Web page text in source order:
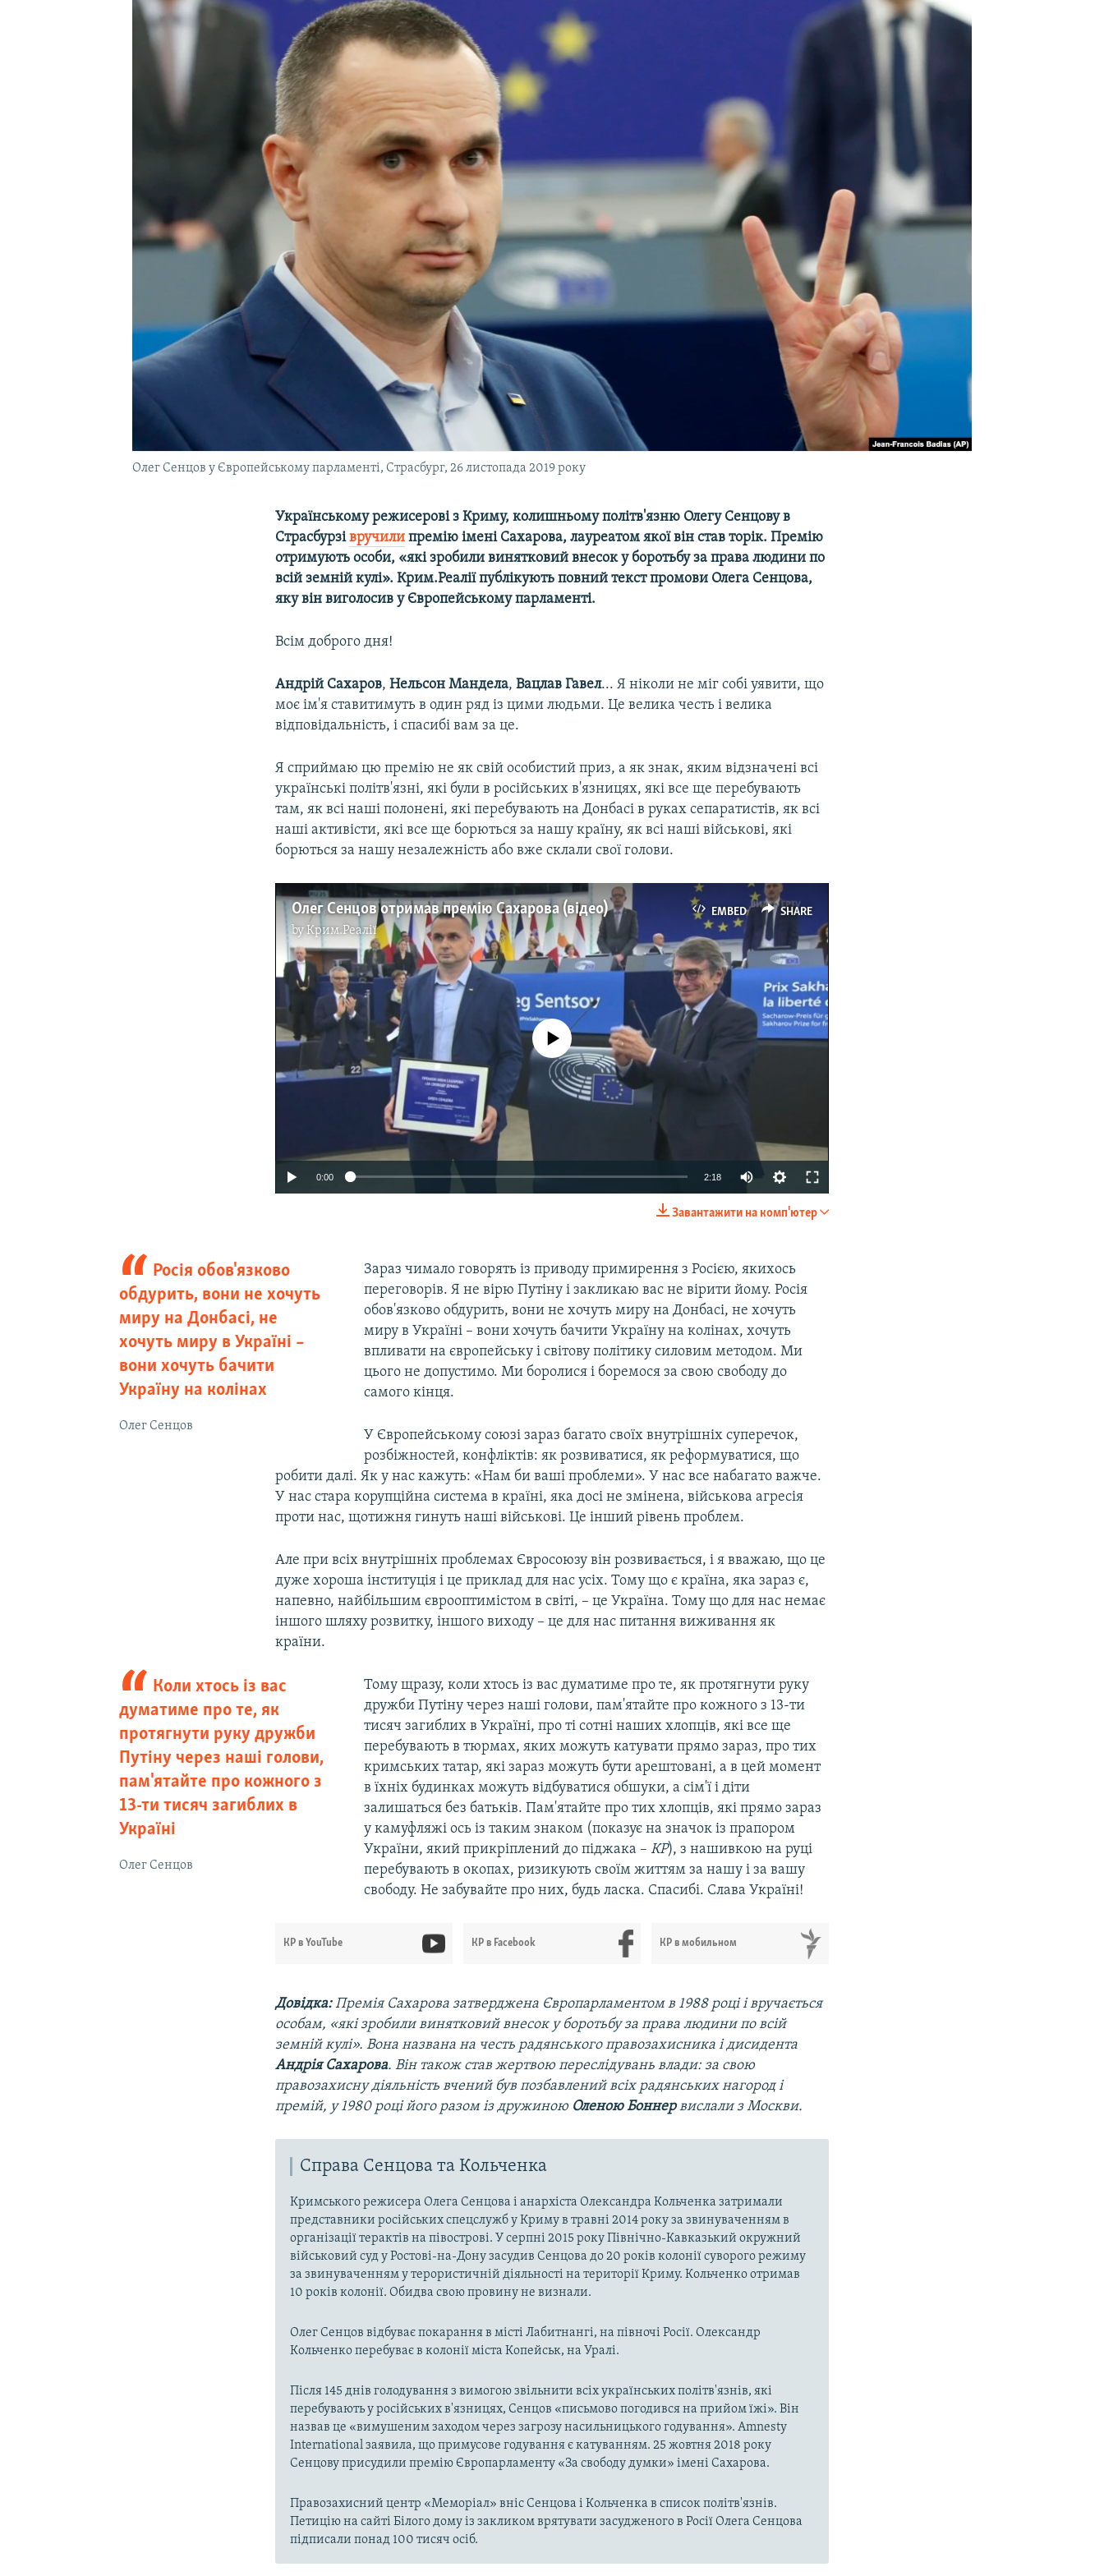
Олег Сенцов у Європейському парламенті, Страсбург, 26 листопада 2019 року
Українському режисерові з Криму, колишньому політв'язню Олегу Сенцову в
Страсбурзівручили премію імені Сахарова, лауреатом якої він став торік. Премію
отримують особи, «які зробили винятковий внесок у боротьбу за права людини по
всій земній кулі». Крим.Реалії публікують повний текст промови Олега Сенцова,
яку він виголосив у Європейському парламенті.
Всім доброго дня!
Андрій Сахаров, Нельсон Мандела, Вацлав Гавел... Я ніколи не міг собі уявити, що
моє ім'я ставитимуть в один ряд із цими людьми. Це велика честь і велика
відповідальність, і спасибі вам за це.
Я сприймаю цю премію не як свій особистий приз, а як знак, яким відзначені всі
українські політв'язні, які були в російських в'язницях, які все ще перебувають
там, як всі наші полонені, які перебувають на Донбасі в руках сепаратистів, як всі
наші активісти, які все ще борються за нашу країну, як всі наші військові, які
борються за нашу незалежність або вже склали свої голови.
EMBED SHARE
Олег Сенцов отримав премію Сахарова (відео)
byКрим.Реалії
No media source currently available
0:00 2:18
Завантажити на комп'ютер
Росія обов'язково
обдурить, вони не хочуть
миру на Донбасі, не
хочуть миру в Україні –
вони хочуть бачити
Україну на колінах
Олег Сенцов
Зараз чимало говорять із приводу примирення з Росією, якихось
переговорів. Я не вірю Путіну і закликаю вас не вірити йому. Росія
обов'язково обдурить, вони не хочуть миру на Донбасі, не хочуть
миру в Україні – вони хочуть бачити Україну на колінах, хочуть
впливати на європейську і світову політику силовим методом. Ми
цього не допустимо. Ми боролися і боремося за свою свободу до
самого кінця.
У Європейському союзі зараз багато своїх внутрішніх суперечок,
розбіжностей, конфліктів: як розвиватися, як реформуватися, що
робити далі. Як у нас кажуть: «Нам би ваші проблеми». У нас все набагато важче.
У нас стара корупційна система в країні, яка досі не змінена, військова агресія
проти нас, щотижня гинуть наші військові. Це інший рівень проблем.
Але при всіх внутрішніх проблемах Євросоюзу він розвивається, і я вважаю, що це
дуже хороша інституція і це приклад для нас усіх. Тому що є країна, яка зараз є,
напевно, найбільшим єврооптимістом в світі, – це Україна. Тому що для нас немає
іншого шляху розвитку, іншого виходу – це для нас питання виживання як
країни.
Коли хтось із вас
думатиме про те, як
протягнути руку дружби
Путіну через наші голови,
пам'ятайте про кожного з
13-ти тисяч загиблих в
Україні
Олег Сенцов
Тому щразу, коли хтось із вас думатиме про те, як протягнути руку
дружби Путіну через наші голови, пам'ятайте про кожного з 13-ти
тисяч загиблих в Україні, про ті сотні наших хлопців, які все ще
перебувають в тюрмах, яких можуть катувати прямо зараз, про тих
кримських татар, які зараз можуть бути арештовані, а в цей момент
в їхніх будинках можуть відбуватися обшуки, а сім'ї і діти
залишаться без батьків. Пам'ятайте про тих хлопців, які прямо зараз
у камуфляжі ось із таким знаком (показує на значок із прапором
України, який прикріплений до піджака – КР), з нашивкою на руці
перебувають в окопах, ризикують своїм життям за нашу і за вашу
свободу. Не забувайте про них, будь ласка. Спасибі. Слава Україні!
КР в YouTube КР в Facebook КР в мобильном
Довідка:Премія Сахарова затверджена Європарламентом в 1988 році і вручається
особам, «які зробили винятковий внесок у боротьбу за права людини по всій
земній кулі». Вона названа на честь радянського правозахисника і дисидента
Андрія Сахарова. Він також став жертвою переслідувань влади: за свою
правозахисну діяльність вчений був позбавлений всіх радянських нагород і
премій, у 1980 році його разом із дружиною Оленою Боннервислали з Москви.
Справа Сенцова та Кольченка
Кримського режисера Олега Сенцова і анархіста Олександра Кольченка затримали
представники російських спецслужб у Криму в травні 2014 року за звинуваченням в
організації терактів на півострові. У серпні 2015 року Північно-Кавказький окружний
військовий суд у Ростові-на-Дону засудив Сенцова до 20 років колонії суворого режиму
за звинуваченням у терористичній діяльності на території Криму. Кольченко отримав
10 років колонії. Обидва свою провину не визнали.
Олег Сенцов відбуває покарання в місті Лабитнангі, на півночі Росії. Олександр
Кольченко перебуває в колонії міста Копейськ, на Уралі.
Після 145 днів голодування з вимогою звільнити всіх українських політв'язнів, які
перебувають у російських в'язницях, Сенцов «письмово погодився на прийом їжі». Він
назвав це «вимушеним заходом через загрозу насильницького годування». Amnesty
International заявила, що примусове годування є катуванням. 25 жовтня 2018 року
Сенцову присудили премію Європарламенту «За свободу думки» імені Сахарова.
Правозахисний центр «Меморіал» вніс Сенцова і Кольченка в список політв'язнів.
Петицію на сайті Білого дому із закликом врятувати засудженого в Росії Олега Сенцова
підписали понад 100 тисяч осіб.